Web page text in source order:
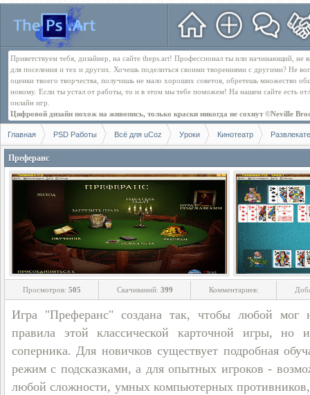
Приветствуем тебя, дизайнер, на сайте theps.art! Профессионал ты или начинающий,
для поселения и тех и других. Хочешь поделиться своими творениями с другими? Не
оценки твоего творчества, получишь не мало хороших советов, обретешь множество
новому. Если ты устал от работы, то и в этом мы тебе поможем! На нашем сайте есть
онлайн игр.
Цифровой дизайн похож на живопись, только краски никогда не сохнут ©Neville
Главная PSD Работы Всё для uCoz Уроки Кинотеатр
Преферанс
Просмотров: 505 Скачиваний: 399 Комментариев:
Игра "Преферанс" создана так, чтобы любой мог
правила этой классической карточной игры, но
соперника. Для новичков существует подробная
режим с подсказками, а для опытных игроков -
любой сложности, умных компьютерных